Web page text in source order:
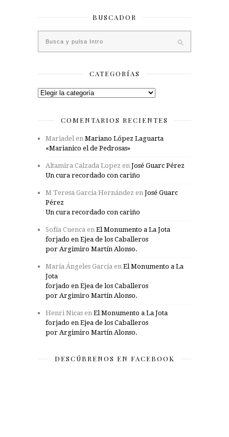
BUSCADOR
CATEGORÍAS
Categorías
COMENTARIOS RECIENTES
Mariadelen Mariano López Laguarta
«Marianico el de Pedrosas»
Altamira Calzada Lopez en José Guarc Pérez
Un cura recordado con cariño
M Teresa García Hernández en José Guarc
Pérez
Un cura recordado con cariño
Sofía Cuenca en El Monumento a La Jota
forjado en Ejea de los Caballeros
por Argimiro Martín Alonso.
María Ángeles García en El Monumento a La
Jota
forjado en Ejea de los Caballeros
por Argimiro Martín Alonso.
Henri Nicas en El Monumento a La Jota
forjado en Ejea de los Caballeros
por Argimiro Martín Alonso.
DESCÚBRENOS EN FACEBOOK